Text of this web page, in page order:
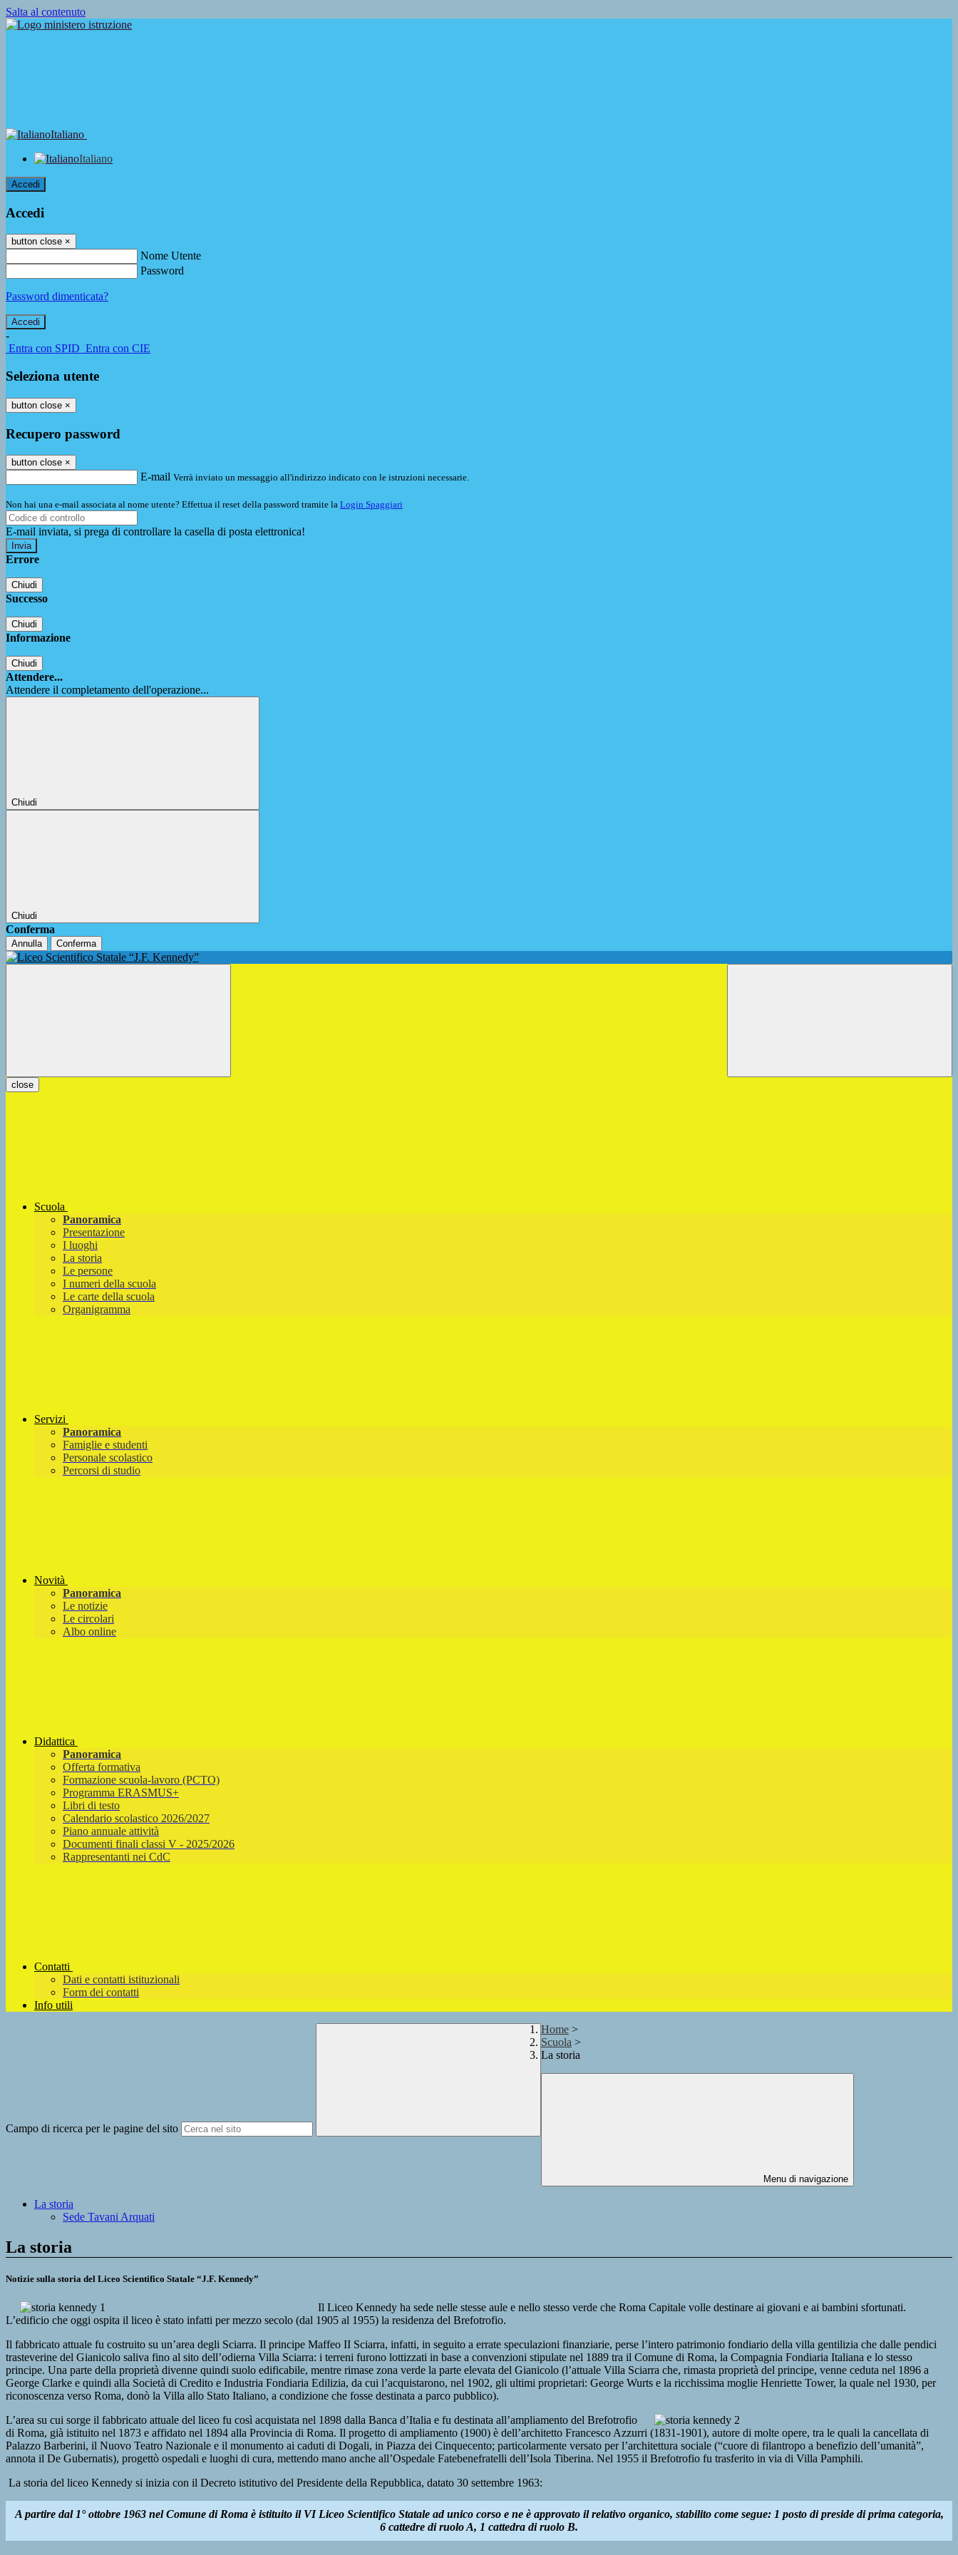
Salta al contenuto
Italiano
Italiano
Accedi
Accedi
button close ×
Nome Utente
Password
Password dimenticata?
-
Entra con SPID Entra con CIE
Seleziona utente
button close ×
Recupero password
button close ×
E-mail Verrà inviato un messaggio all'indirizzo indicato con le istruzioni necessarie.
Non hai una e-mail associata al nome utente? Effettua il reset della password tramite la Login Spaggiari
E-mail inviata, si prega di controllare la casella di posta elettronica!
Errore
Chiudi
Successo
Chiudi
Informazione
Chiudi
Attendere...
Attendere il completamento dell'operazione...
Chiudi
Chiudi
Conferma
Annulla Conferma
close
Scuola
Panoramica
Presentazione
I luoghi
La storia
Le persone
I numeri della scuola
Le carte della scuola
Organigramma
Servizi
Panoramica
Famiglie e studenti
Personale scolastico
Percorsi di studio
Novità
Panoramica
Le notizie
Le circolari
Albo online
Didattica
Panoramica
Offerta formativa
Formazione scuola-lavoro (PCTO)
Programma ERASMUS+
Libri di testo
Calendario scolastico 2026/2027
Piano annuale attività
Documenti finali classi V - 2025/2026
Rappresentanti nei CdC
Contatti
Dati e contatti istituzionali
Form dei contatti
Info utili
Campo di ricerca per le pagine del sito
Home >
Scuola >
La storia
Menu di navigazione
La storia
Sede Tavani Arquati
La storia
Notizie sulla storia del Liceo Scientifico Statale “J.F. Kennedy”
Il Liceo Kennedy ha sede nelle stesse aule e nello stesso verde che Roma Capitale volle destinare ai giovani e ai bambini sfortunati.
L’edificio che oggi ospita il liceo è stato infatti per mezzo secolo (dal 1905 al 1955) la residenza del Brefotrofio.
Il fabbricato attuale fu costruito su un’area degli Sciarra. Il principe Maffeo II Sciarra, infatti, in seguito a errate speculazioni finanziarie, perse l’intero patrimonio fondiario della villa gentilizia che dalle pendici
trasteverine del Gianicolo saliva fino al sito dell’odierna Villa Sciarra: i terreni furono lottizzati in base a convenzioni stipulate nel 1889 tra il Comune di Roma, la Compagnia Fondiaria Italiana e lo stesso
principe. Una parte della proprietà divenne quindi suolo edificabile, mentre rimase zona verde la parte elevata del Gianicolo (l’attuale Villa Sciarra che, rimasta proprietà del principe, venne ceduta nel 1896 a
George Clarke e quindi alla Società di Credito e Industria Fondiaria Edilizia, da cui l’acquistarono, nel 1902, gli ultimi proprietari: George Wurts e la ricchissima moglie Henriette Tower, la quale nel 1930, per
riconoscenza verso Roma, donò la Villa allo Stato Italiano, a condizione che fosse destinata a parco pubblico).
L’area su cui sorge il fabbricato attuale del liceo fu così acquistata nel 1898 dalla Banca d’Italia e fu destinata all’ampliamento del Brefotrofio
di Roma, già istituito nel 1873 e affidato nel 1894 alla Provincia di Roma. Il progetto di ampliamento (1900) è dell’architetto Francesco Azzurri (1831-1901), autore di molte opere, tra le quali la cancellata di
Palazzo Barberini, il Nuovo Teatro Nazionale e il monumento ai caduti di Dogali, in Piazza dei Cinquecento; particolarmente versato per l’architettura sociale (“cuore di filantropo a benefizio dell’umanità”,
annota il De Gubernatis), progettò ospedali e luoghi di cura, mettendo mano anche all’Ospedale Fatebenefratelli dell’Isola Tiberina. Nel 1955 il Brefotrofio fu trasferito in via di Villa Pamphili.
La storia del liceo Kennedy si inizia con il Decreto istitutivo del Presidente della Repubblica, datato 30 settembre 1963:
A partire dal 1° ottobre 1963 nel Comune di Roma è istituito il VI Liceo Scientifico Statale ad unico corso e ne è approvato il relativo organico, stabilito come segue: 1 posto di preside di prima categoria,
6 cattedre di ruolo A, 1 cattedra di ruolo B.